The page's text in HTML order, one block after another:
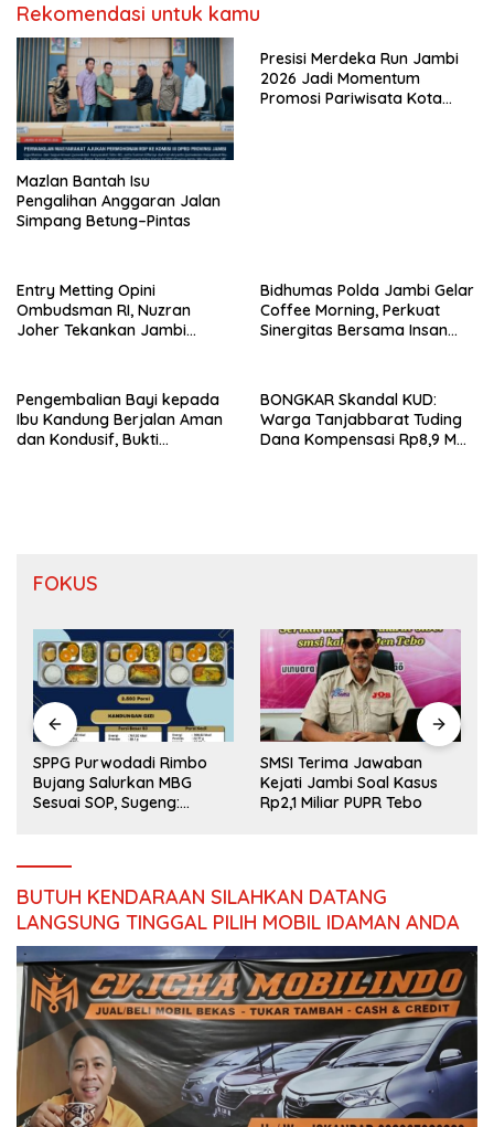
Rekomendasi untuk kamu
Mazlan Bantah Isu
Pengalihan Anggaran Jalan
Simpang Betung–Pintas
Presisi Merdeka Run Jambi
2026 Jadi Momentum
Promosi Pariwisata Kota
Entry Metting Opini
Ombudsman RI, Nuzran
Joher Tekankan Jambi
Bidhumas Polda Jambi Gelar
Coffee Morning, Perkuat
Sinergitas Bersama Insan
Pengembalian Bayi kepada
Ibu Kandung Berjalan Aman
dan Kondusif, Bukti
BONGKAR Skandal KUD:
Warga Tanjabbarat Tuding
Dana Kompensasi Rp8,9 M
FOKUS
SPPG Purwodadi Rimbo
Bujang Salurkan MBG
Sesuai SOP, Sugeng:
SMSI Terima Jawaban
Kejati Jambi Soal Kasus
Rp2,1 Miliar PUPR Tebo
BUTUH KENDARAAN SILAHKAN DATANG
LANGSUNG TINGGAL PILIH MOBIL IDAMAN ANDA